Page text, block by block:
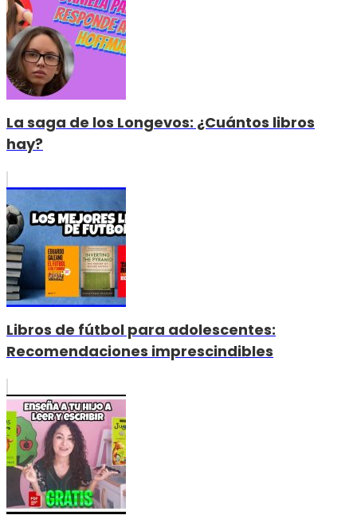
La saga de los Longevos: ¿Cuántos libros
hay?
Libros de fútbol para adolescentes:
Recomendaciones imprescindibles